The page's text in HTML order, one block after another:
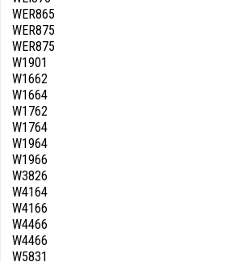
WER865
WER875
WER875
W1901
W1662
W1664
W1762
W1764
W1964
W1966
W3826
W4164
W4166
W4466
W4466
W5831